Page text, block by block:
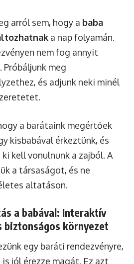
arról sem, hogy a baba
a nap folyamán.
nem fog annyit
meg
és adjunk neki minél
a barátaink megértőek
kisbabával érkeztünk, és
kell vonulnunk a zajból. A
a társaságot, és ne
altatáson.
a babával: Interaktív
biztonságos környezet
egy baráti rendezvényre,
jól érezze magát. Ez azt